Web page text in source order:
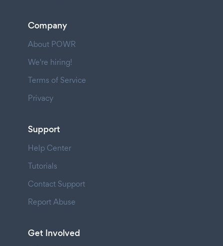
Company
About POWR
We're hiring!
Terms of Service
Privacy
Support
Help Center
Tutorials
Contact Support
Report Abuse
Get Involved